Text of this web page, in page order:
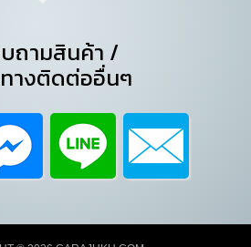
ถามสินค้า /
างติดต่ออื่นๆ